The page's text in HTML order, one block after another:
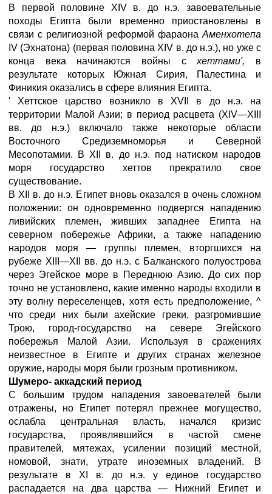
В первой половине XIV в. до н.э. завоевательные
походы Египта были временно приостановлены в
связи с религиозной реформой фараона Аменхотепа
IV (Эхнатона) (первая половина XIV в. до н.э.), но уже с
конца века начинаются войны схеттами', в
результате которых Южная Сирия, Палестина и
Финикия оказались в сфере влияния Египта.
' Хеттское царство возникло в XVII в до н.э. на
территории Малой Азии; в период расцвета (XIV—XIII
вв. до н.э.) включало также некоторые области
Восточного Средиземноморья и Северной
Месопотамии. В XII в. до н.э. под натиском народов
моря государство хеттов прекратило свое
существование.
В XII в. до н.э. Египет вновь оказался в очень сложном
положении: он одновременно подвергся нападению
ливийских племен, живших западнее Египта на
северном побережье Африки, а также нападению
народов моря — группы племен, вторгшихся на
рубеже XIII—XII вв. до н.э. с Балканского полуострова
через Эгейское море в Переднюю Азию. До сих пор
точно не установлено, какие именно народы входили в
эту волну переселенцев, хотя есть предположение, ^
что среди них были ахейские греки, разгромившие
Трою, город-государство на севере Эгейского
побережья Малой Азии. Используя в сражениях
неизвестное в Египте и других странах железное
оружие, народы моря были грозным противником.
Шумеро- аккадский период
С большим трудом нападения завоевателей были
отражены, но Египет потерял прежнее могущество,
ослабла центральная власть, начался кризис
государства, проявлявшийся в частой смене
правителей, мятежах, усилении позиций местной,
номовой, знати, утрате иноземных владений. В
результате в XI в. до н.э. у единое государство
распадается на два царства — Нижний Египет и